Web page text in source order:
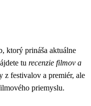
ktorý prináša aktuálne
tu recenzie filmov a
z festivalov a premiér, ale
priemyslu.